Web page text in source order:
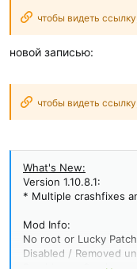
чтобы видеть
новой записью:
чтобы видеть
What's New:
Version 1.10.8.1:
* Multiple crashfixes
Mod Info:
No root or Lucky
Disabled / Removed